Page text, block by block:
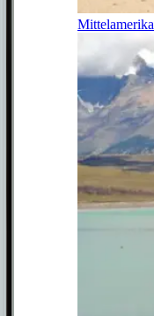
Mittelamerika